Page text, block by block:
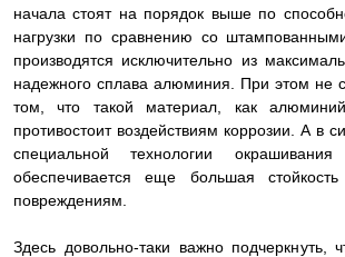
начала стоят на порядок выше по
нагрузки по сравнению со
производятся исключительно из
надежного сплава алюминия. При этом не
том, что такой материал, как
противостоит воздействиям коррозии. А в
специальной технологии
обеспечивается еще большая
повреждениям.
Здесь довольно-таки важно подчеркнуть,